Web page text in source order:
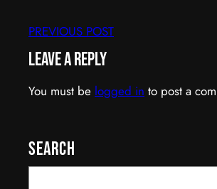
PREVIOUS POST
Leave a Reply
You must be logged in to post a
Search